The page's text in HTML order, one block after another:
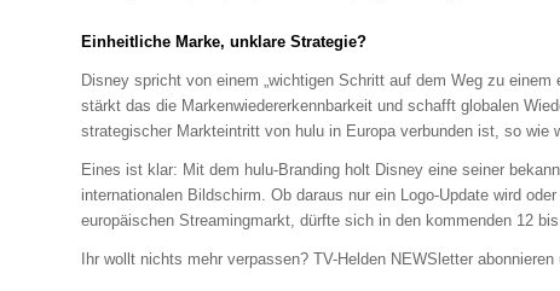
Einheitliche Marke, unklare Strategie?
Disney spricht von einem „wichtigen Schritt auf dem Weg zu
stärkt das die Markenwiedererkennbarkeit und schafft globalen
strategischer Markteintritt von hulu in Europa verbunden ist, so wie
Eines ist klar: Mit dem hulu-Branding holt Disney eine seiner
internationalen Bildschirm. Ob daraus nur ein Logo-Update wird
europäischen Streamingmarkt, dürfte sich in den kommenden 12
Ihr wollt nichts mehr verpassen? TV-Helden NEWSletter